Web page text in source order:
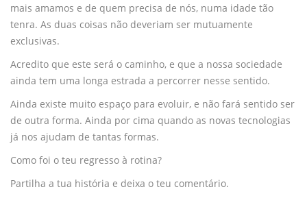
mais amamos e de quem precisa de nós, numa idade tão
tenra. As duas coisas não deveriam ser mutuamente
exclusivas.
Acredito que este será o caminho, e que a nossa sociedade
ainda tem uma longa estrada a percorrer nesse sentido.
Ainda existe muito espaço para evoluir, e não fará sentido ser
de outra forma. Ainda por cima quando as novas tecnologias
já nos ajudam de tantas formas.
Como foi o teu regresso à rotina?
Partilha a tua história e deixa o teu comentário.